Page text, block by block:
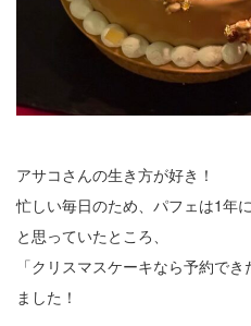
アサコさんの生き方が好き！
忙しい毎日のため、パフェは1年
と思っていたところ、
「クリスマスケーキなら予約で
ました！